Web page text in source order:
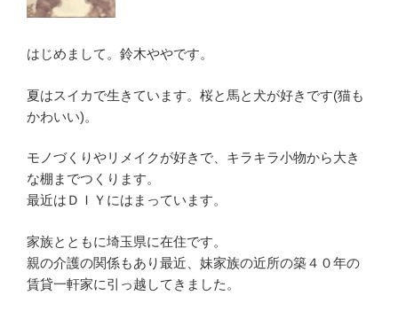
はじめまして。鈴木ややです。
夏はスイカで生きています。桜と馬と犬が好きです(猫も
かわいい)。
モノづくりやリメイクが好きで、キラキラ小物から大き
な棚までつくります。
最近はＤＩＹにはまっています。
家族とともに埼玉県に在住です。
親の介護の関係もあり最近、妹家族の近所の築４０年の
賃貸一軒家に引っ越してきました。